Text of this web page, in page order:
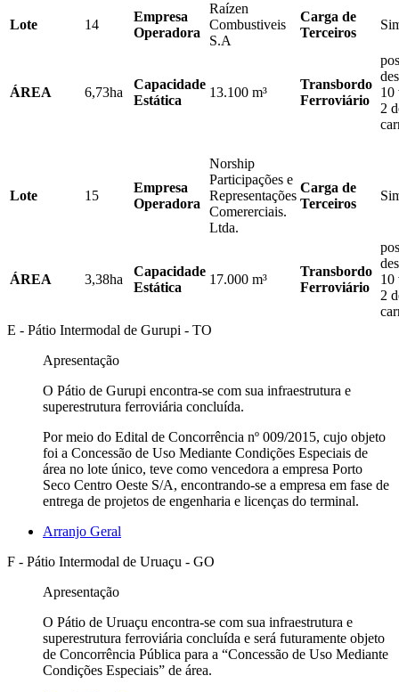
Lote 14
Empresa
Operadora
Raízen
Combustiveis
S.A
Carga de
Terceiros
ÁREA 6,73ha
Capacidade
Estática
13.100 m³
Transbordo
Ferroviário
10
2
Lote 15
Empresa
Operadora
Norship
Participações e
Representações
Comererciais.
Ltda.
Carga de
Terceiros
ÁREA 3,38ha
Capacidade
Estática
17.000 m³
Transbordo
Ferroviário
10
2
E - Pátio Intermodal de Gurupi - TO
Apresentação
O Pátio de Gurupi encontra-se com sua infraestrutura e
superestrutura ferroviária concluída.
Por meio do Edital de Concorrência nº 009/2015, cujo objeto
foi a Concessão de Uso Mediante Condições Especiais de
área no lote único, teve como vencedora a empresa Porto
Seco Centro Oeste S/A, encontrando-se a empresa em fase de
entrega de projetos de engenharia e licenças do terminal.
Arranjo Geral
F - Pátio Intermodal de Uruaçu - GO
Apresentação
O Pátio de Uruaçu encontra-se com sua infraestrutura e
superestrutura ferroviária concluída e será futuramente objeto
de Concorrência Pública para a “Concessão de Uso Mediante
Condições Especiais” de área.